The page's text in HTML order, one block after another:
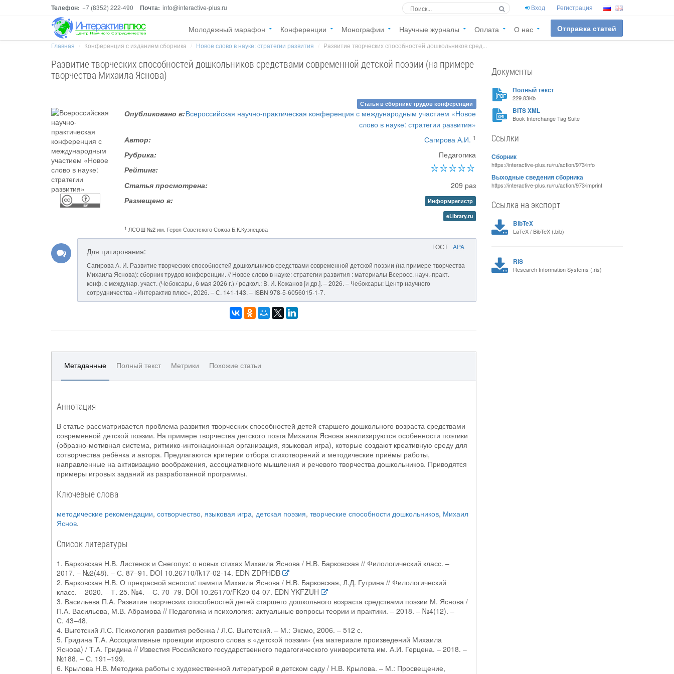
Телефон: +7 (8352) 222-490 Почта: info@interactive-plus.ru Вход Регистрация
Молодежный марафон Конференции Монографии Научные журналы Оплата О нас Отправка статей
Главная Конференция с изданием сборника Новое слово в науке: стратегии развития Развитие творческих способностей дошкольников сред...
Развитие творческих способностей дошкольников средствами современной детской поэзии (на примере
творчества Михаила Яснова)
Статья в сборнике трудов конференции
Опубликовано в:Всероссийская научно-практическая конференция с международным участием «Новое
слово в науке: стратегии развития»
Автор:
Сагирова А.И. 1
Рубрика:
Педагогика
Рейтинг:
Статья просмотрена:
209 раз
Размещено в:
Информрегистр
eLibrary.ru
1 ЛСОШ №2 им. Героя Советского Союза Б.К.Кузнецова
ГОСТ APA
Для цитирования:
Сагирова А. И. Развитие творческих способностей дошкольников средствами современной детской поэзии (на примере творчества
Михаила Яснова): сборник трудов конференции. // Новое слово в науке: стратегии развития : материалы Всеросс. науч.-практ.
конф. с междунар. участ. (Чебоксары, 6 мая 2026 г.) / редкол.: В. И. Кожанов [и др.]. – 2026. – Чебоксары: Центр научного
сотрудничества «Интерактив плюс», 2026. – С. 141-143. – ISBN 978-5-6056015-1-7.
Метаданные Полный текст Метрики Похожие статьи
Аннотация
В статье рассматривается проблема развития творческих способностей детей старшего дошкольного возраста средствами
современной детской поэзии. На примере творчества детского поэта Михаила Яснова анализируются особенности поэтики
(образно-мотивная система, ритмико-интонационная организация, языковая игра), которые создают креативную среду для
сотворчества ребёнка и автора. Предлагаются критерии отбора стихотворений и методические приёмы работы,
направленные на активизацию воображения, ассоциативного мышления и речевого творчества дошкольников. Приводятся
примеры игровых заданий из разработанной программы.
Ключевые слова
методические рекомендации, сотворчество, языковая игра, детская поэзия, творческие способности дошкольников, Михаил
Яснов.
Список литературы
1. Барковская Н.В. Листенок и Снегопух: о новых стихах Михаила Яснова / Н.В. Барковская // Филологический класс. –
2017. – №2(48). – С. 87–91. DOI 10.26710/fk17-02-14. EDN ZDPHDB
2. Барковская Н.В. О прекрасной ясности: памяти Михаила Яснова / Н.В. Барковская, Л.Д. Гутрина // Филологический
класс. – 2020. – Т. 25. №4. – С. 70–79. DOI 10.26170/FK20-04-07. EDN YKFZUH
3. Васильева П.А. Развитие творческих способностей детей старшего дошкольного возраста средствами поэзии М. Яснова /
П.А. Васильева, М.В. Абрамова // Педагогика и психология: актуальные вопросы теории и практики. – 2018. – №4(12). –
С. 43–48.
4. Выготский Л.С. Психология развития ребенка / Л.С. Выготский. – М.: Эксмо, 2006. – 512 с.
5. Гридина Т.А. Ассоциативные проекции игрового слова в «детской поэзии» (на материале произведений Михаила
Яснова) / Т.А. Гридина // Известия Российского государственного педагогического университета им. А.И. Герцена. – 2018. –
№188. – С. 191–199.
6. Крылова Н.В. Методика работы с художественной литературой в детском саду / Н.В. Крылова. – М.: Просвещение,
Документы
Полный текст
229.83Kb
BITS XML
Book Interchange Tag Suite
Ссылки
Сборник
https://interactive-plus.ru/ru/action/973/info
Выходные сведения сборника
https://interactive-plus.ru/ru/action/973/imprint
Ссылка на экспорт
BibTeX
LaTeX / BibTeX (.bib)
RIS
Research Information Systems (.ris)